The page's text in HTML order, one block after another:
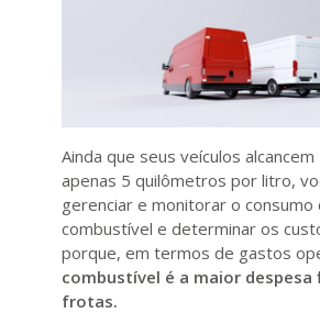
Ainda que seus veículos
apenas 5 quilômetros por litro,
gerenciar e monitorar o consumo
combustível e determinar os
porque, em termos de gastos
combustível é a maior despesa
frotas.